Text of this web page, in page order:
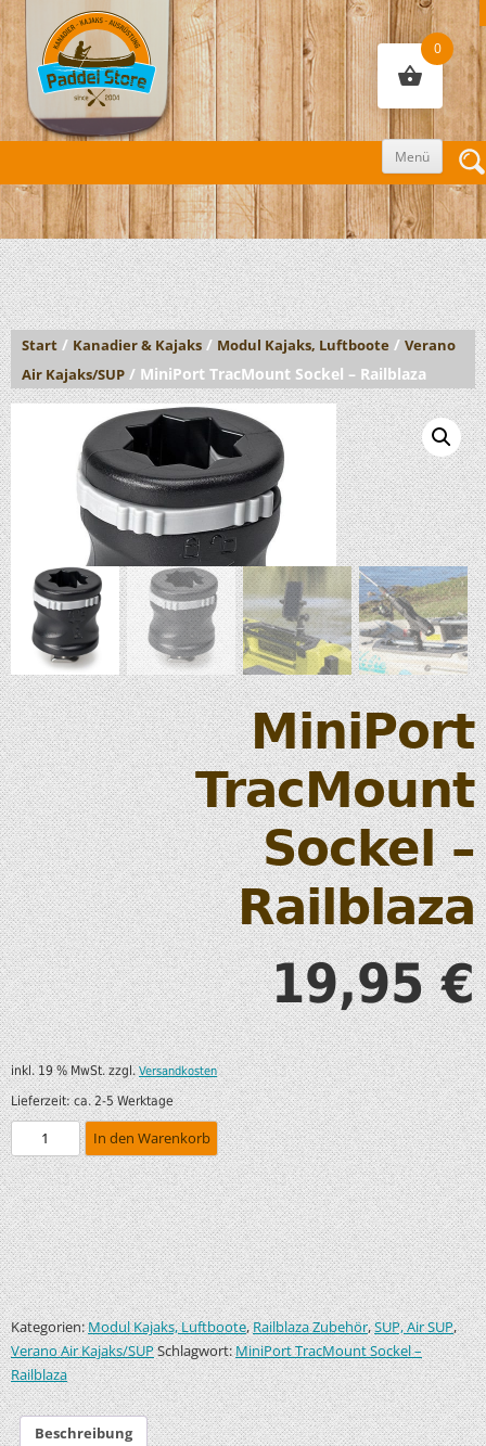
Menü
Zum
Inhalt
Start / Kanadier & Kajaks / Modul Kajaks, Luftboote / Verano
Air Kajaks/SUP / MiniPort TracMount Sockel – Railblaza
MiniPort
TracMount
Sockel –
Railblaza
19,95€
inkl. 19 % MwSt. zzgl.Versandkosten
Lieferzeit:ca. 2-5 Werktage
In den Warenkorb
Kategorien:Modul Kajaks, Luftboote,Railblaza Zubehör,SUP, Air SUP,
Verano Air Kajaks/SUPSchlagwort:MiniPort TracMount Sockel –
Railblaza
Beschreibung
0